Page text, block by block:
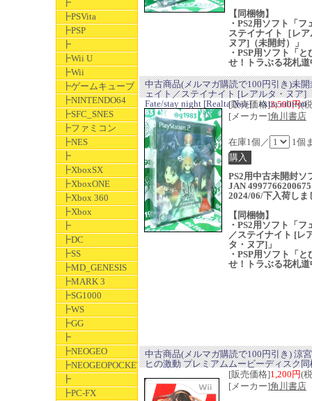
┣
┣PSVita
┣PSP
┣
┣Wii U
┣Wii
┣ゲームキューブ
┣NINTENDO64
┣SFC_SNES
┣ファミコン
┣NES
┣
┣XboxSX
┣XboxONE
┣Xbox 360
┣Xbox
┣
┣DC
┣SS
┣MD_GENESIS
┣MARK 3
┣SG1000
┣WS
┣GG
┣
┣NEOGEO
┣NEOGEOPOCKET
┣
┣PC-FX
【同梱物】
・PS2用ソフト「フ
ステイナイト［レ
ヌア]（未開封）」
・PSP用ソフト「と
せ！トラぶる花札道
中古商品(メルマガ購読で100円引き)未開
ェイト／ステイナイト [レアルタ・ヌア]
Fate/stay night [Realta Nua］ extra edition
[販売価格]3,500円(
[メーカー]角川書店
在庫1個／ 1個
PS2用中古未開封ソ
JAN 4997766200675
2024/06/下入荷しま
【同梱物】
・PS2用ソフト「フ
／ステイナイト [レ
タ・ヌア]」
・PSP用ソフト「と
せ！トラぶる花札道
中古商品(メルマガ購読で100円引き) 涼
ヒの激動 プレミアムムービーディスク同
[販売価格]1,200円(
[メーカー]角川書店